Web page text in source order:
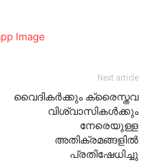
Next article
വൈദികര്‍ക്കും ക്രൈസ്തവ
വിശ്വാസികള്‍ക്കും
നേരെയുള്ള
അതിക്രമങ്ങളില്‍
പ്രതിഷേധിച്ചു